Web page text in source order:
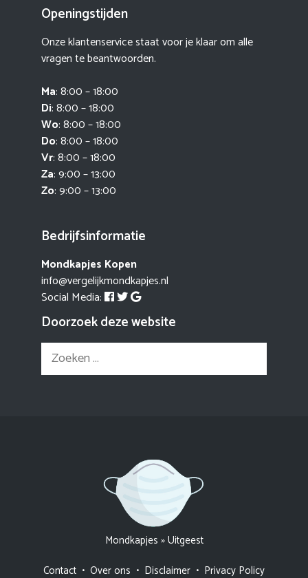
Openingstijden
Onze klantenservice staat voor je klaar om alle
vragen te beantwoorden.
Ma: 8:00 – 18:00
Di: 8:00 – 18:00
Wo: 8:00 – 18:00
Do: 8:00 – 18:00
Vr: 8:00 – 18:00
Za: 9:00 – 13:00
Zo: 9:00 – 13:00
Bedrijfsinformatie
Mondkapjes Kopen
info@vergelijkmondkapjes.nl
Social Media:
Doorzoek deze website
Zoek
naar:
Mondkapjes »Uitgeest
Contact • Over ons • Disclaimer • Privacy Policy